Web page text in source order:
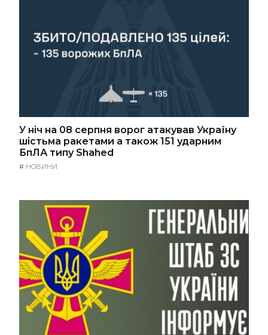
У ніч на 08 серпня ворог атакував Україну
шістьма ракетами а також 151 ударним
БпЛА типу Shahed
# НОВИНИ